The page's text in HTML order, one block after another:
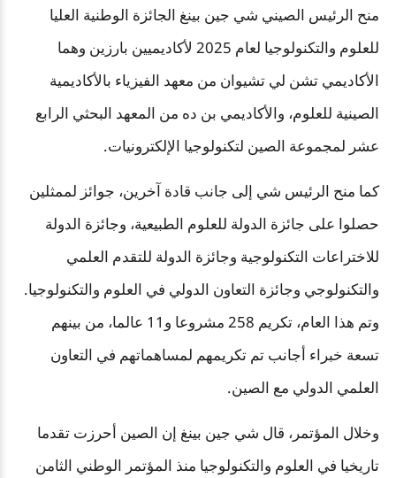
منح الرئيس الصيني شي جين بينغ الجائزة الوطنية العليا
للعلوم والتكنولوجيا لعام 2025 لأكاديميين بارزين وهما
الأكاديمي تشن لي تشيوان من معهد الفيزياء بالأكاديمية
الصينية للعلوم، والأكاديمي بن ده من المعهد البحثي الرابع
عشر لمجموعة الصين لتكنولوجيا الإلكترونيات.
كما منح الرئيس شي إلى جانب قادة آخرين، جوائز لممثلين
حصلوا على جائزة الدولة للعلوم الطبيعية، وجائزة الدولة
للاختراعات التكنولوجية وجائزة الدولة للتقدم العلمي
والتكنولوجي وجائزة التعاون الدولي في العلوم والتكنولوجيا.
وتم هذا العام، تكريم 258 مشروعا و11 عالما، من بينهم
تسعة خبراء أجانب تم تكريمهم لمساهماتهم في التعاون
العلمي الدولي مع الصين.
وخلال المؤتمر، قال شي جين بينغ إن الصين أحرزت تقدما
تاريخيا في العلوم والتكنولوجيا منذ المؤتمر الوطني الثامن